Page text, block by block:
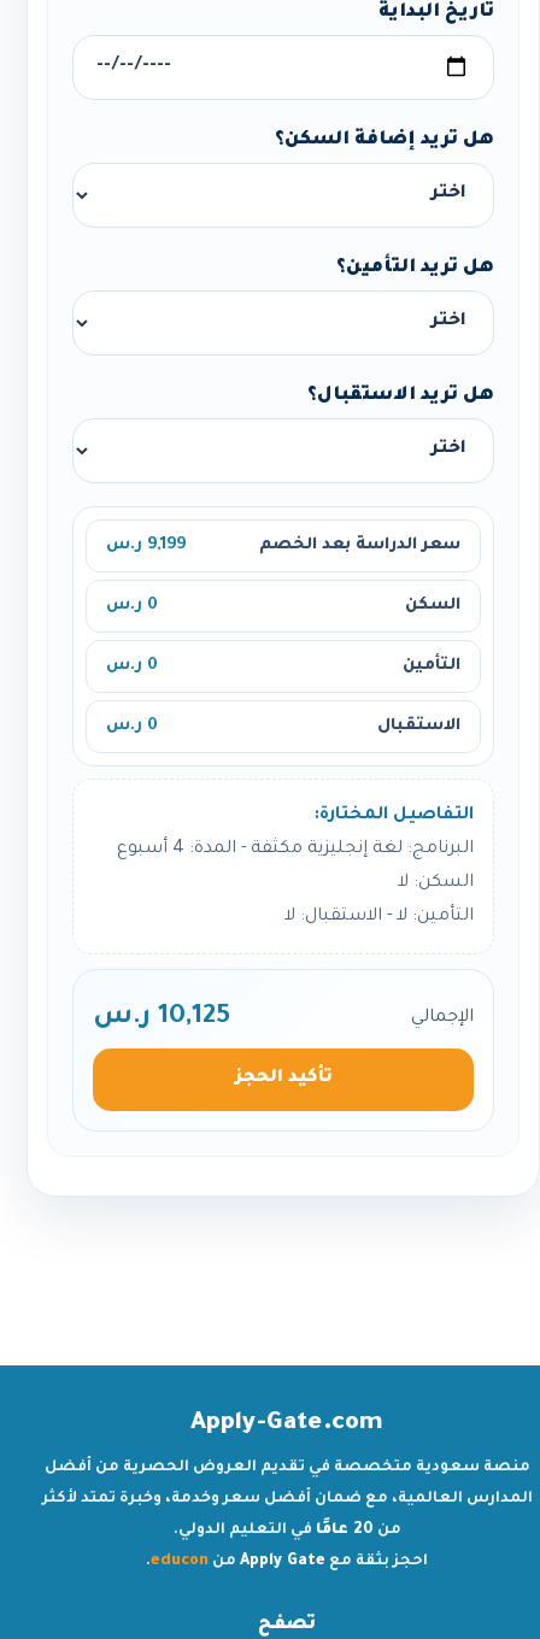
تاريخ البداية
هل تريد إضافة السكن؟
هل تريد التأمين؟
هل تريد الاستقبال؟
سعر الدراسة بعد الخصم 9,199 ر.س
السكن 0 ر.س
التأمين 0 ر.س
الاستقبال 0 ر.س
التفاصيل المختارة:
البرنامج: لغة إنجليزية مكثفة - المدة: 4 أسبوع
السكن: لا
التأمين: لا - الاستقبال: لا
الإجمالي 10,125 ر.س
تأكيد الحجز
Apply-Gate.com
منصة سعودية متخصصة في تقديم العروض الحصرية من أفضل
المدارس العالمية، مع ضمان أفضل سعر وخدمة، وخبرة تمتد لأكثر
من 20 عامًا
في التعليم الدولي.
احجز بثقة مع Apply Gate من educon
.
تصفح